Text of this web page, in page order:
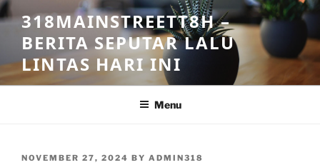
Skip
to
content
318MAINSTREETT8H –
BERITA SEPUTAR LALU
LINTAS HARI INI
Menu
POSTED
NOVEMBER 27, 2024 BY ADMIN318